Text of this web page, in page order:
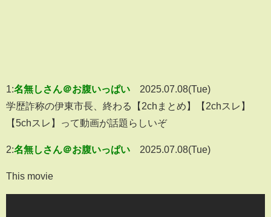
1:名無しさん＠お腹いっぱい
2025.07.08(Tue)
学歴詐称の伊東市長、終わる【2chまとめ】【2chスレ】
【5chスレ】って動画が話題らしいぞ
2:名無しさん＠お腹いっぱい 2025.07.08(Tue)
This movie